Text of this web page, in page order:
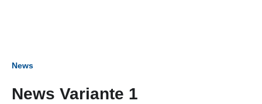
News
News Variante 1